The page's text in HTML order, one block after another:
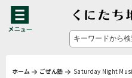
ホーム ごぜん塾 Saturday Night